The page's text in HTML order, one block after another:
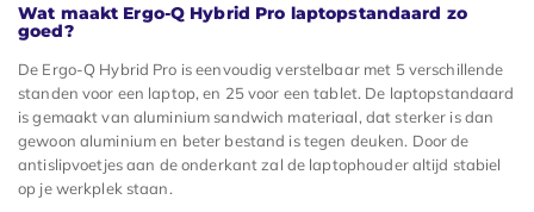
Wat maakt Ergo-Q Hybrid Pro laptopstandaard zo
goed?
De Ergo-Q Hybrid Pro is eenvoudig verstelbaar met 5 verschillende
standen voor een laptop, en 25 voor een tablet. De laptopstandaard
is gemaakt van aluminium sandwich materiaal, dat sterker is dan
gewoon aluminium en beter bestand is tegen deuken. Door de
antislipvoetjes aan de onderkant zal de laptophouder altijd stabiel
op je werkplek staan.